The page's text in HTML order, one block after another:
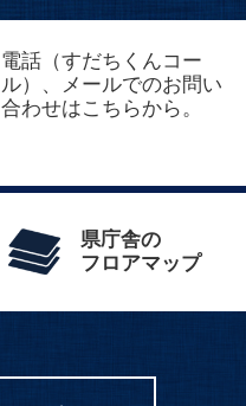
電話（すだちくんコー
ル）、メールでのお問い
合わせはこちらから。
県庁舎の
フロアマップ